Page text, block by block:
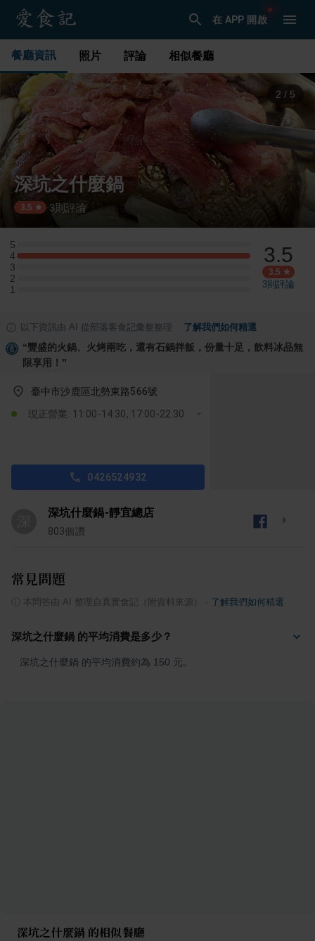
在 APP 開啟
餐廳資訊 照片 評論 相似餐廳
3 / 5
深坑之什麼鍋
3.5 ·3則評論
5
5 星：0 則評論
4
4 星：1 則評論
3
3 星：0 則評論
2
2 星：0 則評論
1
1 星：0 則評論
3.5
3.5
3則評論
以下資訊由 AI 從部落客食記彙整整理 了解我們如何精選
“豐盛的火鍋、火烤兩吃，還有石鍋拌飯，份量十足，飲料冰品無
限享用！ ”
臺中市沙鹿區北勢東路566號
現正營業: 11:00-14:30, 17:00-22:30
0426524932
深坑什麼鍋-靜宜總店
803個讚
常見問題
本問答由 AI 整理自真實食記（附資料來源） 了解我們如何精選
深坑之什麼鍋 的平均消費是多少？
深坑之什麼鍋 的平均消費約為 150 元。
深坑之什麼鍋 的相似餐廳